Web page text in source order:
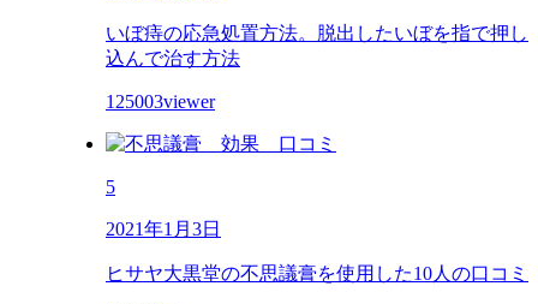
いぼ痔の応急処置方法。脱出したいぼを指で押し
込んで治す方法
125003viewer
5
2021年1月3日
ヒサヤ大黒堂の不思議膏を使用した10人の口コミ